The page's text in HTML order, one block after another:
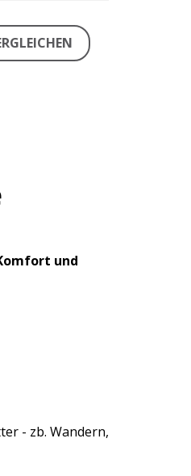
und
- zb. Wandern,